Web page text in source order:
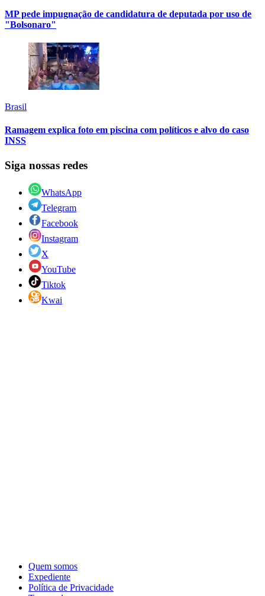
MP pede impugnação de candidatura de deputada por uso de
"Bolsonaro"
Brasil
Ramagem explica foto em piscina com políticos e alvo do caso
INSS
Siga nossas redes
WhatsApp
Telegram
Facebook
Instagram
X
YouTube
Tiktok
Kwai
Quem somos
Expediente
Política de Privacidade